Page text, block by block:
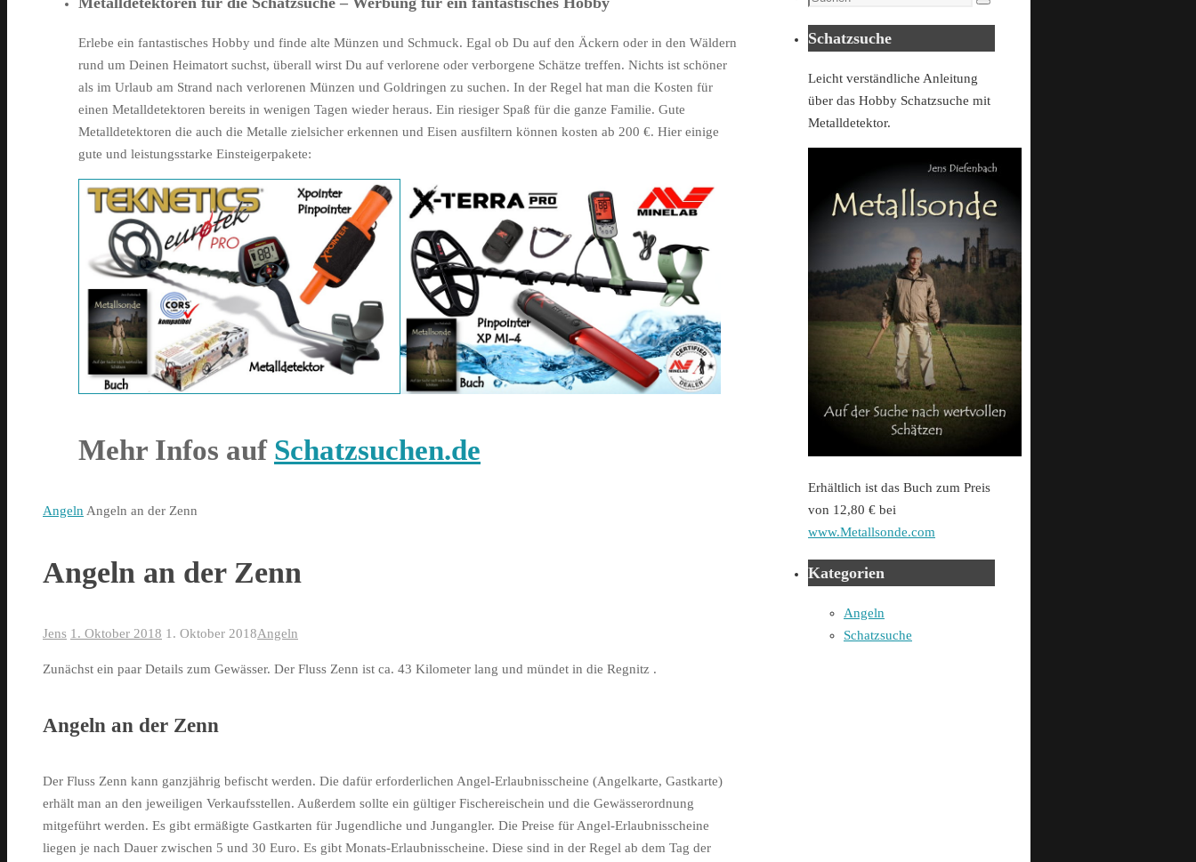
Erlebe ein fantastisches Hobby und finde alte Münzen und Schmuck. Egal ob Du auf den Äckern oder in den Wäldern
rund um Deinen Heimatort suchst, überall wirst Du auf verlorene oder verborgene Schätze treffen. Nichts ist schöner
als im Urlaub am Strand nach verlorenen Münzen und Goldringen zu suchen. In der Regel hat man die Kosten für
einen Metalldetektoren bereits in wenigen Tagen wieder heraus. Ein riesiger Spaß für die ganze Familie. Gute
Metalldetektoren die auch die Metalle zielsicher erkennen und Eisen ausfiltern können kosten ab 200 €. Hier einige
gute und leistungsstarke Einsteigerpakete:
Mehr Infos auf Schatzsuchen.de
Home
Angeln Angeln an der Zenn
Angeln an der Zenn
Jens 1. Oktober 2018 1. Oktober 2018Angeln
Zunächst ein paar Details zum Gewässer. Der Fluss Zenn ist ca. 43 Kilometer lang und mündet in die Regnitz .
Angeln an der Zenn
Der Fluss Zenn kann ganzjährig befischt werden. Die dafür erforderlichen Angel-Erlaubnisscheine (Angelkarte, Gastkarte)
erhält man an den jeweiligen Verkaufsstellen. Außerdem sollte ein gültiger Fischereischein und die Gewässerordnung
mitgeführt werden. Es gibt ermäßigte Gastkarten für Jugendliche und Jungangler. Die Preise für Angel-Erlaubnisscheine
liegen je nach Dauer zwischen 5 und 30 Euro. Es gibt Monats-Erlaubnisscheine. Diese sind in der Regel ab dem Tag der
Suchen
Schatzsuche
Leicht verständliche Anleitung
über das Hobby Schatzsuche mit
Metalldetektor.
Erhältlich ist das Buch zum Preis
von 12,80 € bei
www.Metallsonde.com
Kategorien
Angeln
Schatzsuche